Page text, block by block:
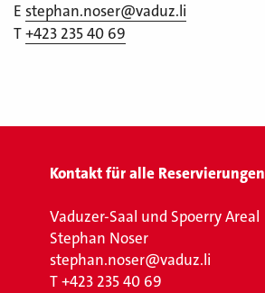
E stephan.noser@vaduz.li
T+423 235 40 69
Kontakt für alle Reservierungen
Vaduzer-Saal und Spoerry Areal
Stephan Noser
stephan.noser@vaduz.li
T+423 235 40 69